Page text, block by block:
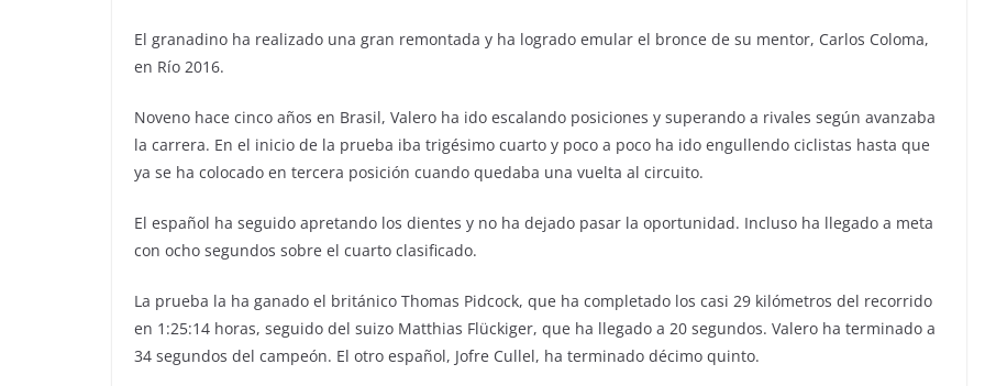
El granadino ha realizado una gran remontada y ha logrado emular el bronce de su mentor, Carlos Coloma,
en Río 2016.
Noveno hace cinco años en Brasil, Valero ha ido escalando posiciones y superando a rivales según avanzaba
la carrera. En el inicio de la prueba iba trigésimo cuarto y poco a poco ha ido engullendo ciclistas hasta que
ya se ha colocado en tercera posición cuando quedaba una vuelta al circuito.
El español ha seguido apretando los dientes y no ha dejado pasar la oportunidad. Incluso ha llegado a meta
con ocho segundos sobre el cuarto clasificado.
La prueba la ha ganado el británico Thomas Pidcock, que ha completado los casi 29 kilómetros del recorrido
en 1:25:14 horas, seguido del suizo Matthias Flückiger, que ha llegado a 20 segundos. Valero ha terminado a
34 segundos del campeón. El otro español, Jofre Cullel, ha terminado décimo quinto.